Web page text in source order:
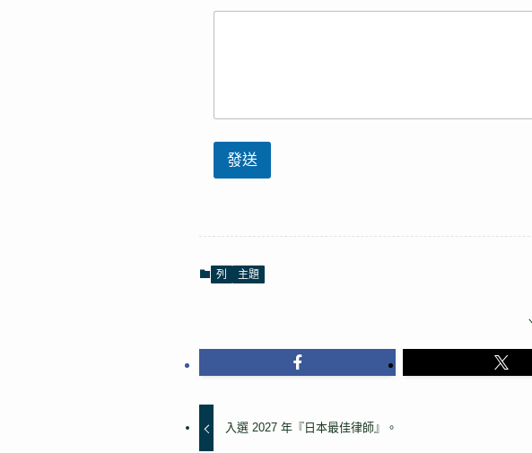
名
【
必
填
發送
列 主題
入選 2027 年『日本最佳律師』。